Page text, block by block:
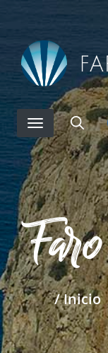
contenido
principal
/ Inicio